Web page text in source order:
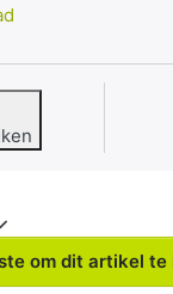
om dit artikel te